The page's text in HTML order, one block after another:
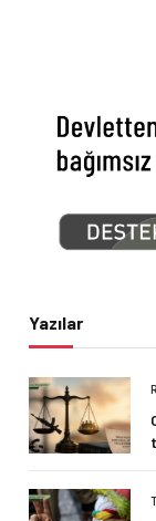
Yazılar